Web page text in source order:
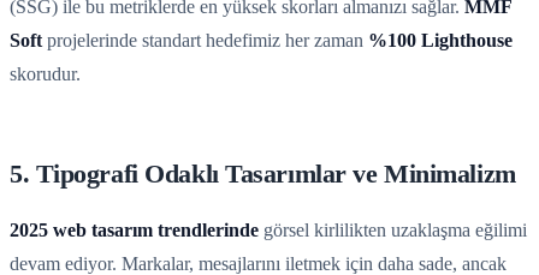
(SSG) ile bu metriklerde en yüksek skorları almanızı sağlar. MMF
Soft projelerinde standart hedefimiz her zaman %100 Lighthouse
skorudur.
5. Tipografi Odaklı Tasarımlar ve Minimalizm
2025 web tasarım trendlerinde görsel kirlilikten uzaklaşma eğilimi
devam ediyor. Markalar, mesajlarını iletmek için daha sade, ancak